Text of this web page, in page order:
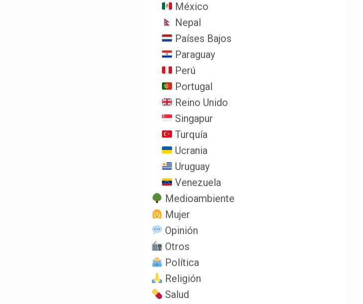
México
Nepal
Países Bajos
Paraguay
Perú
Portugal
Reino Unido
Singapur
Turquía
Ucrania
Uruguay
Venezuela
Medioambiente
Mujer
Opinión
Otros
Política
Religión
Salud